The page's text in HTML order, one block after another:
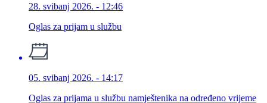
28. svibanj 2026. - 12:46
Oglas za prijam u službu
05. svibanj 2026. - 14:17
Oglas za prijama u službu namještenika na određeno vrijeme